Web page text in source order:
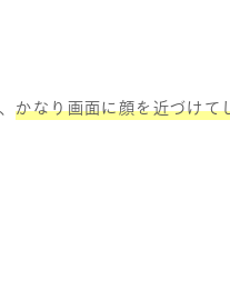
かなり画面に顔を近づけて